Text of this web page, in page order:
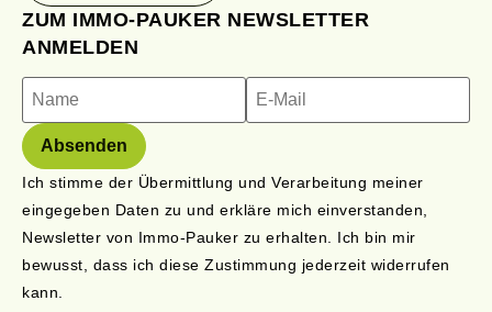
ZUM IMMO-PAUKER NEWSLETTER
ANMELDEN
Ich stimme der Übermittlung und Verarbeitung meiner
eingegeben Daten zu und erkläre mich einverstanden,
Newsletter von Immo-Pauker zu erhalten. Ich bin mir
bewusst, dass ich diese Zustimmung jederzeit widerrufen
kann.